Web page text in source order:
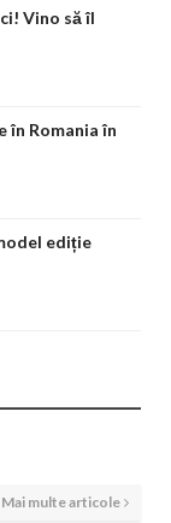
Vino să îl
Romania în
ediție
Mai multe articole